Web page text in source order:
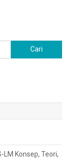
untuk:
LM Konsep, Teori,